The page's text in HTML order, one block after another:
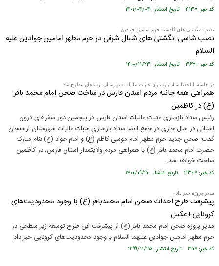
کد خبر: ۴۱۳۷ تاریخ انتشار : ۱۴۰۱/۰۴/۰۴
نصب انگشتی های گلدسته حرم امامین جوادین
نصب شاسی انگشتی های شمال شرقی در حرم مطهر امامین جوادین علیه
السلام
کد خبر: ۳۶۳۰ تاریخ انتشار : ۱۴۰۰/۱۱/۲۳
در جلسه با اعضا ستاد بازسازی عتبات عالیات شهرستان ارسنجان مطرح شد
همراهی همه جانبه مردم استان فارس در ساخت صحن امام محمد باقر
(ع) در کاظمین
رئیس ستاد بازسازی عتبات عالیات استان فارس در پنجمین دور سفرهای درون
استانی در سال جاری در جمع اعضا ستاد بازسازی عتبات عالیات شهرستان ارسنجان
گفت: صحن جدید حرم مطهر امام موسی کاظم (ع) و امام جواد (ع) بنام مبارک
حضرت امام محمد باقر (ع) با همراهی مردم ولایتمدار استان فارس، در کاظمین
ساخت خواهد شد.
کد خبر: ۳۳۶۷ تاریخ انتشار : ۱۴۰۰/۰۹/۲۰
مدیر پروژه خبر داد:
پیشرفت طرح احداث صحن امام محمدباقر (ع) با وجود محدودیت‌های
کرونایی+عکس
مدیر پروژه صحن امام محمد باقر (ع) از پیشرفت این طرح توسعه زیر سطحی در
حرم مطهر امامین جوادین علیهما السلام با وجود محدودیت‌های کرونایی خبر داد.
کد خبر: ۲۲۰۷ تاریخ انتشار : ۱۳۹۹/۱۱/۲۵